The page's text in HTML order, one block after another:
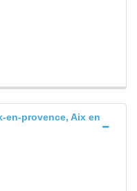
en-provence, Aix en